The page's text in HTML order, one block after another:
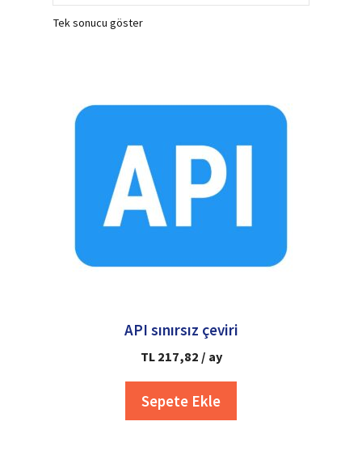
Tek sonucu göster
API sınırsız çeviri
TL217,82 / ay
Sepete Ekle